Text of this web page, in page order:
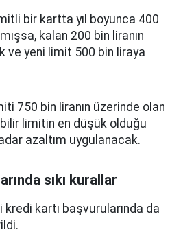
bir kartta yıl boyunca 400
kalan 200 bin liranın
ve yeni limit 500 bin liraya
750 bin liranın üzerinde olan
limitin en düşük olduğu
azaltım uygulanacak.
sıkı kurallar
kredi kartı başvurularında da